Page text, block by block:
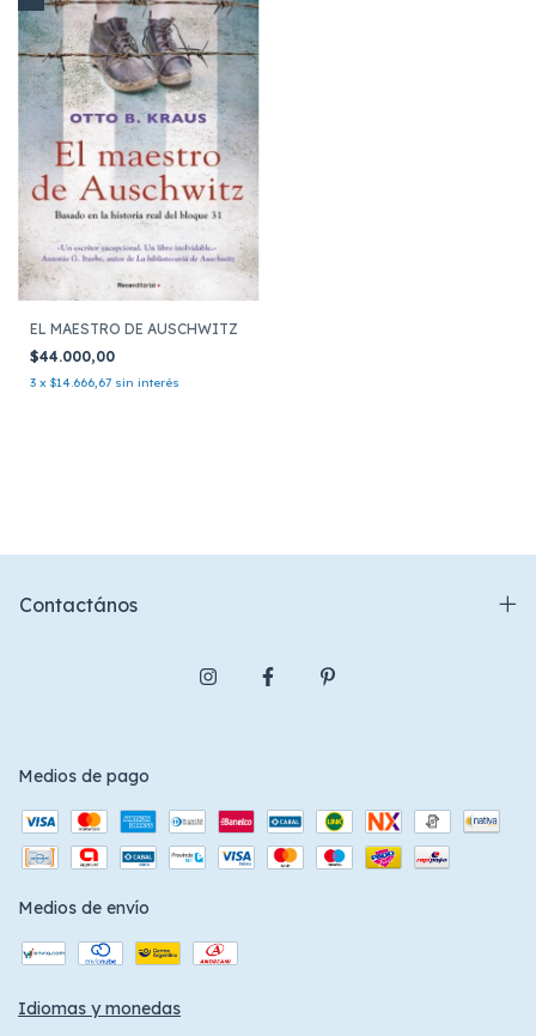
EL MAESTRO DE AUSCHWITZ
$44.000,00
3 x $14.666,67 sin interés
Contactános
Medios de pago
Medios de envío
Idiomas y monedas